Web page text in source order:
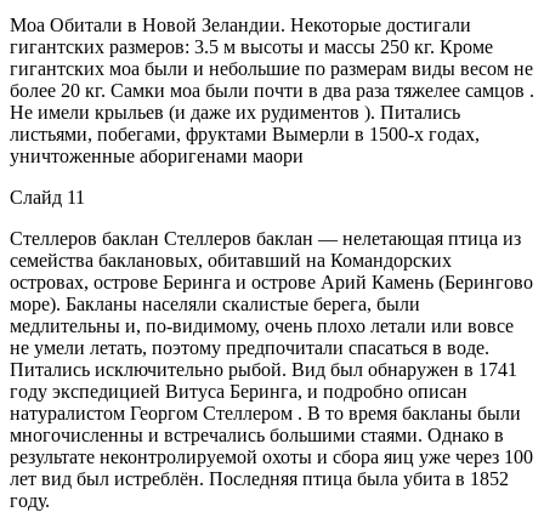
Моа Обитали в Новой Зеландии. Некоторые достигали
гигантских размеров: 3.5 м высоты и массы 250 кг. Кроме
гигантских моа были и небольшие по размерам виды весом не
более 20 кг. Самки моа были почти в два раза тяжелее самцов .
Не имели крыльев (и даже их рудиментов ). Питались
листьями, побегами, фруктами Вымерли в 1500-х годах,
уничтоженные аборигенами маори
Слайд 11
Стеллеров баклан Стеллеров баклан — нелетающая птица из
семейства баклановых, обитавший на Командорских
островах, острове Беринга и острове Арий Камень (Берингово
море). Бакланы населяли скалистые берега, были
медлительны и, по-видимому, очень плохо летали или вовсе
не умели летать, поэтому предпочитали спасаться в воде.
Питались исключительно рыбой. Вид был обнаружен в 1741
году экспедицией Витуса Беринга, и подробно описан
натуралистом Георгом Стеллером . В то время бакланы были
многочисленны и встречались большими стаями. Однако в
результате неконтролируемой охоты и сбора яиц уже через 100
лет вид был истреблён. Последняя птица была убита в 1852
году.